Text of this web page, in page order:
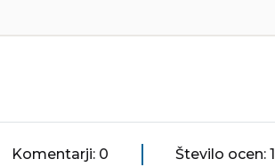
Komentarji: 0 Število ocen: 1